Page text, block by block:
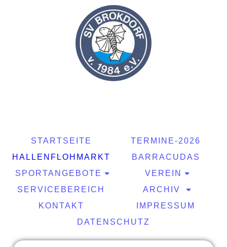
STARTSEITE
TERMINE-2026
HALLENFLOHMARKT
BARRACUDAS
SPORTANGEBOTE
VEREIN
SERVICEBEREICH
ARCHIV
KONTAKT
IMPRESSUM
DATENSCHUTZ